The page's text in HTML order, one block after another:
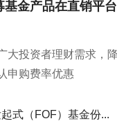
基金产品在直销平
大投资者理财需求，
申购费率优惠
式（FOF）基金份...